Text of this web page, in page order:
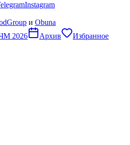
Instagram
и Obuna
2026 Архив Избранное